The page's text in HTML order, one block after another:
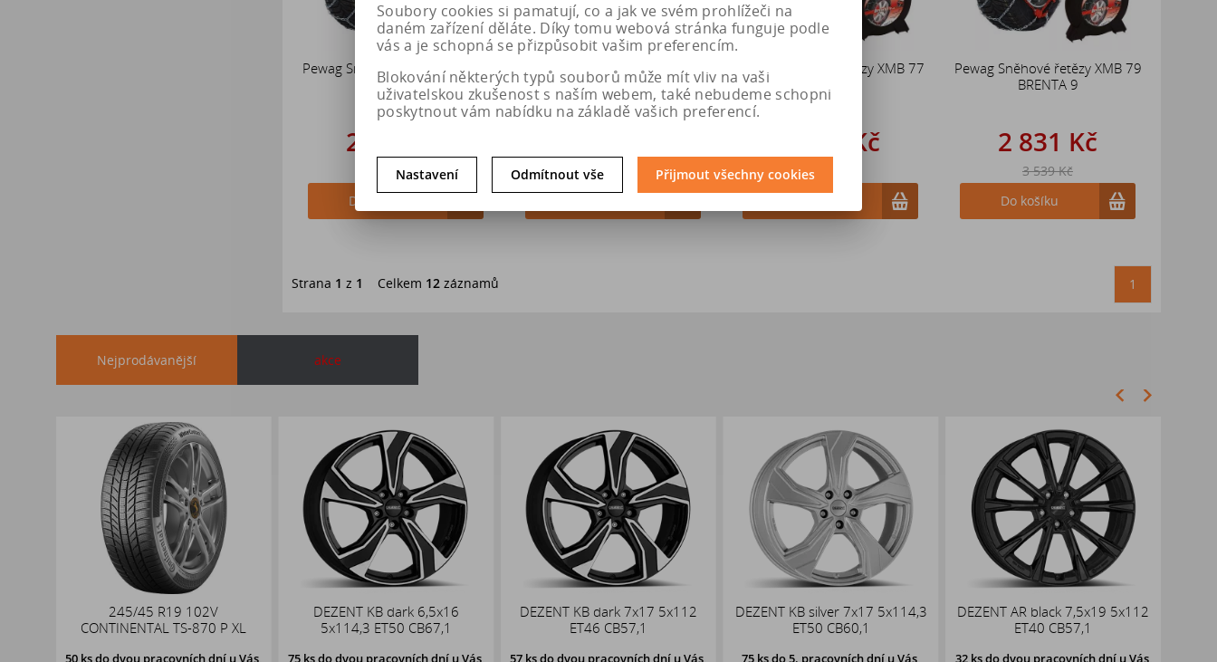
Pewag Sněhové řetězy XMB 75
BRENTA9
2 831 Kč
3 539 Kč
Do košíku
Pewag Sněhové řetězy XMB 76
BRENTA9
3 539 Kč
Pewag Sněhové řetězy XMB 77
2 831 Kč
3 539 Kč
Pewag Sněhové řetězy XMB 79
BRENTA 9
2 831 Kč
3 539 Kč
Do košíku
Strana 1 z 1 Celkem 12 záznamů 1
Nejprodávanější akce
245/45 R19 102V
CONTINENTAL TS-870 P XL
50 ksdo dvou pracovních dní u Vás,
DEZENT KB dark 6,5x16
5x114,3 ET50 CB67,1
75 ksdo dvou pracovních dní u Vás,
DEZENT KB dark 7x17 5x112
ET46 CB57,1
57 ks do dvou pracovních dní u Vás,
DEZENT KB silver 7x17 5x114,3
ET50 CB60,1
75 ksdo 5. pracovních dní u Vás,
DEZENT AR black 7,5x19 5x112
ET40 CB57,1
32 ksdo dvou pracovních dní u Vás,
Soubory cookies si pamatují, co a jak ve svém prohlížeči na
daném zařízení děláte. Díky tomu webová stránka funguje podle
vás a je schopná se přizpůsobit vašim preferencím.
Blokování některých typů souborů může mít vliv na vaši
uživatelskou zkušenost s naším webem, také nebudeme schopni
poskytnout vám nabídku na základě vašich preferencí.
Nastavení Odmítnout vše Přijmout všechny cookies